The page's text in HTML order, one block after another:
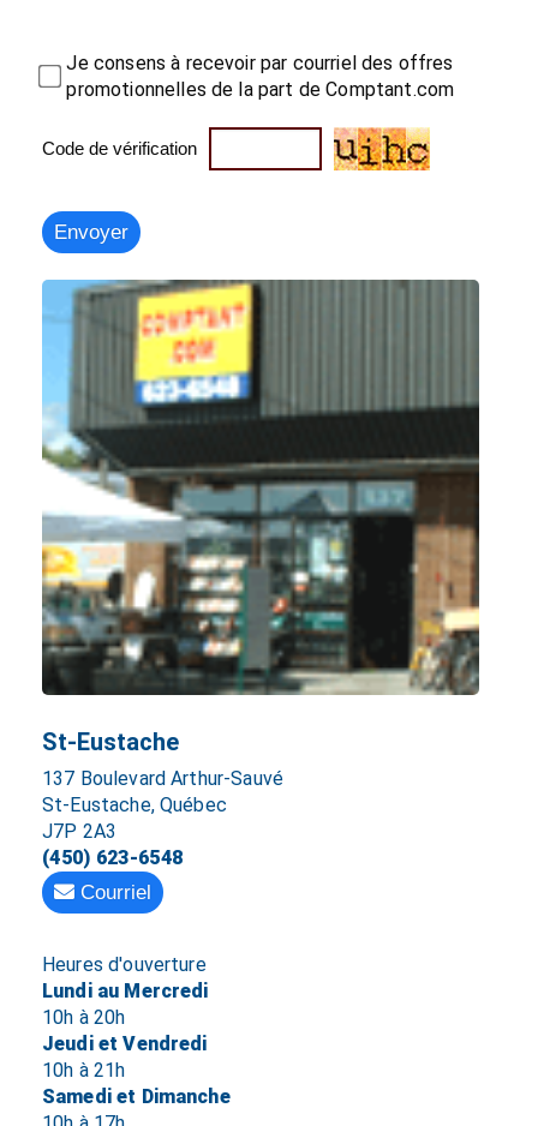
Je consens à recevoir par courriel des offres
promotionnelles de la part de Comptant.com
Code de vérification
St-Eustache
137 Boulevard Arthur-Sauvé
St-Eustache, Québec
J7P 2A3
(450) 623-6548
Courriel
Heures d'ouverture
Lundi au Mercredi
10h à 20h
Jeudi et Vendredi
10h à 21h
Samedi et Dimanche